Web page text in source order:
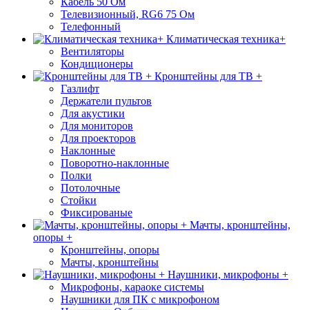
Телевизионный, RG6 75 Ом
Телефонный
Климатическая техника+
Вентиляторы
Кондиционеры
Кронштейны для ТВ +
Газлифт
Держатели пультов
Для акустики
Для мониторов
Для проекторов
Наклонные
Поворотно-наклонные
Полки
Потолочные
Стойки
Фиксированые
Мачты, кронштейны,
опоры +
Кронштейны, опоры
Мачты, кронштейны
Наушники, микрофоны +
Микрофоны, караоке системы
Наушники для ПК с микрофоном